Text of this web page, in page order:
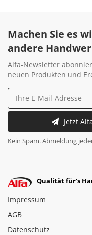
Machen Sie es
andere
Alfa-Newsletter
neuen Produkten und
Jetzt
Kein Spam. Abmeldung
Qualität für's
Impressum
AGB
Datenschutz